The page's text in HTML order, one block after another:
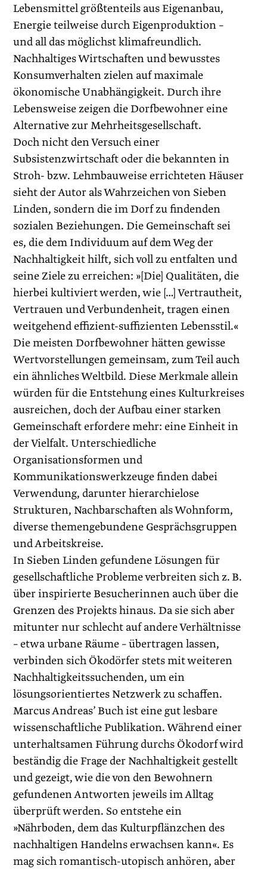
Lebensmittel größtenteils aus Eigenanbau,
Energie teilweise durch Eigenproduktion –
und all das möglichst klimafreundlich.
Nachhaltiges Wirtschaften und bewusstes
Konsumverhalten zielen auf maximale
ökonomische Unabhängigkeit. Durch ihre
Lebensweise zeigen die Dorfbewohner eine
Alternative zur Mehrheitsgesellschaft.
Doch nicht den Versuch einer
Subsistenzwirtschaft oder die bekannten in
Stroh- bzw. Lehmbauweise errichteten Häuser
sieht der Autor als Wahrzeichen von Sieben
Linden, sondern die im Dorf zu findenden
sozialen Beziehungen. Die Gemeinschaft sei
es, die dem Individuum auf dem Weg der
Nachhaltigkeit hilft, sich voll zu entfalten und
seine Ziele zu erreichen: »[Die] Qualitäten, die
hierbei kultiviert werden, wie […] Vertrautheit,
Vertrauen und Verbundenheit, tragen einen
weitgehend effizient-suffizienten Lebensstil.«
Die meisten Dorfbewohner hätten gewisse
Wertvorstellungen gemeinsam, zum Teil auch
ein ähnliches Weltbild. Diese Merkmale allein
würden für die Entstehung eines Kulturkreises
ausreichen, doch der Aufbau einer starken
Gemeinschaft erfordere mehr: eine Einheit in
der Vielfalt. Unterschiedliche
Organisationsformen und
Kommunikationswerkzeuge finden dabei
Verwendung, darunter hierarchielose
Strukturen, Nachbarschaften als Wohnform,
diverse themengebundene Gesprächsgruppen
und Arbeitskreise.
In Sieben Linden gefundene Lösungen für
gesellschaftliche Probleme verbreiten sich z. B.
über inspirierte Besucherinnen auch über die
Grenzen des Projekts hinaus. Da sie sich aber
mitunter nur schlecht auf andere Verhältnisse
– etwa urbane Räume – übertragen lassen,
verbinden sich Ökodörfer stets mit weiteren
Nachhaltigkeitssuchenden, um ein
lösungsorientiertes Netzwerk zu schaffen.
Marcus Andreas’ Buch ist eine gut lesbare
wissenschaftliche Publikation. Während einer
unterhaltsamen Führung durchs Ökodorf wird
beständig die Frage der Nachhaltigkeit gestellt
und gezeigt, wie die von den Bewohnern
gefundenen Antworten jeweils im Alltag
überprüft werden. So entstehe ein
»Nährboden, dem das Kulturpflänzchen des
nachhaltigen Handelns erwachsen kann«. Es
mag sich romantisch-utopisch anhören, aber